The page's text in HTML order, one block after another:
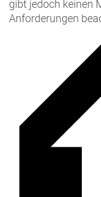
gibt jedoch keinen
Anforderungen